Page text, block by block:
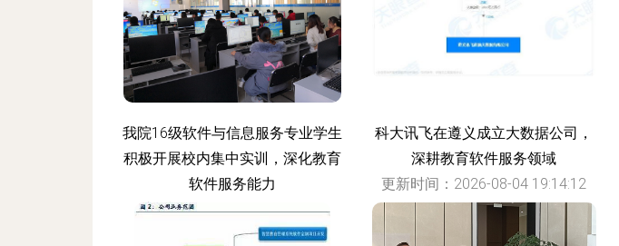
我院16级软件与信息服务专业学生
积极开展校内集中实训，深化教育
软件服务能力
更新时间：2026-08-04 12:51:17
科大讯飞在遵义成立大数据公司，
深耕教育软件服务领域
更新时间：2026-08-04 19:14:12